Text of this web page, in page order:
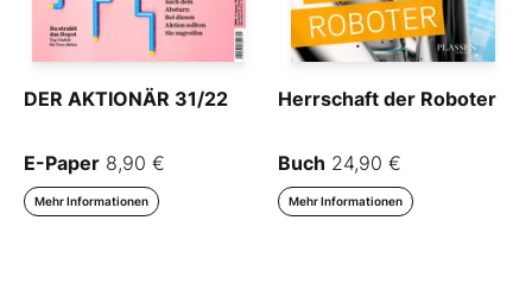
DER AKTIONÄR 31/22
E-Paper 8,90 €
Mehr Informationen
Herrschaft der Roboter
Buch 24,90 €
Mehr Informationen